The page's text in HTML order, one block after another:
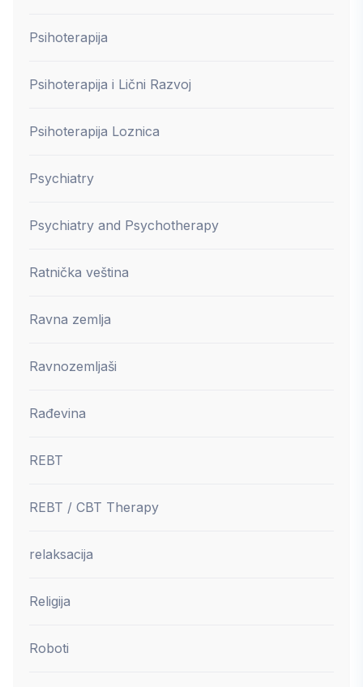
Psihoterapija
Psihoterapija i Lični Razvoj
Psihoterapija Loznica
Psychiatry
Psychiatry and Psychotherapy
Ratnička veština
Ravna zemlja
Ravnozemljaši
Rađevina
REBT
REBT / CBT Therapy
relaksacija
Religija
Roboti